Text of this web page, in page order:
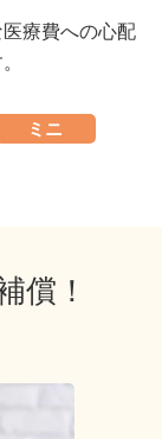
療費への心配
ミニ
償！